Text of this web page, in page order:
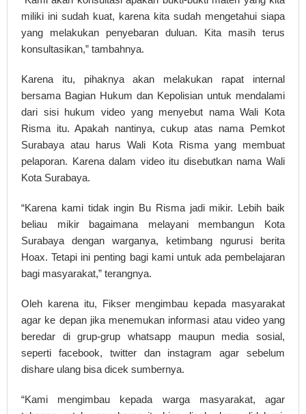
miliki ini sudah kuat, karena kita sudah mengetahui siapa
yang melakukan penyebaran duluan. Kita masih terus
konsultasikan,” tambahnya.
Karena itu, pihaknya akan melakukan rapat internal
bersama Bagian Hukum dan Kepolisian untuk mendalami
dari sisi hukum video yang menyebut nama Wali Kota
Risma itu. Apakah nantinya, cukup atas nama Pemkot
Surabaya atau harus Wali Kota Risma yang membuat
pelaporan. Karena dalam video itu disebutkan nama Wali
Kota Surabaya.
“Karena kami tidak ingin Bu Risma jadi mikir. Lebih baik
beliau mikir bagaimana melayani membangun Kota
Surabaya dengan warganya, ketimbang ngurusi berita
Hoax. Tetapi ini penting bagi kami untuk ada pembelajaran
bagi masyarakat,” terangnya.
Oleh karena itu, Fikser mengimbau kepada masyarakat
agar ke depan jika menemukan informasi atau video yang
beredar di grup-grup whatsapp maupun media sosial,
seperti facebook, twitter dan instagram agar sebelum
dishare ulang bisa dicek sumbernya.
“Kami mengimbau kepada warga masyarakat, agar